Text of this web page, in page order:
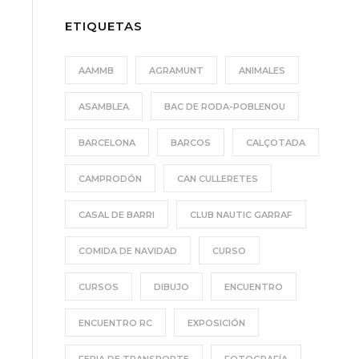
r
d
v
d
e
ETIQUETAS
AAMMB AGRAMUNT ANIMALES
ASAMBLEA BAC DE RODA-POBLENOU
BARCELONA BARCOS CALÇOTADA
CAMPRODÓN CAN CULLERETES
CASAL DE BARRI CLUB NAUTIC GARRAF
COMIDA DE NAVIDAD CURSO
CURSOS DIBUJO ENCUENTRO
ENCUENTRO RC EXPOSICIÓN